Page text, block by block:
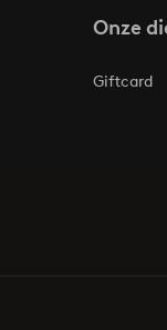
Onze
Giftcard